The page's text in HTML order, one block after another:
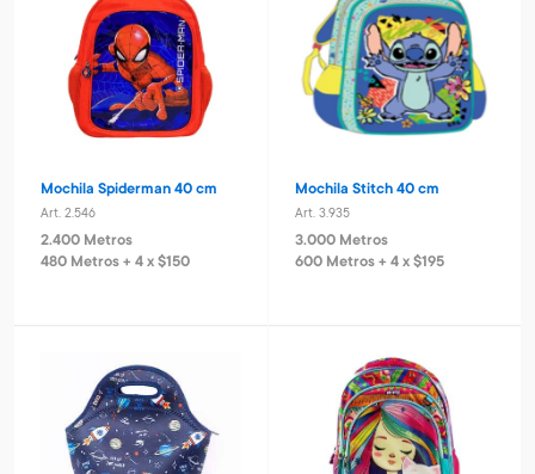
Mochila Spiderman 40 cm
Art. 2.546
2.400 Metros
480 Metros + 4 x $150
Mochila Stitch 40 cm
Art. 3.935
3.000 Metros
600 Metros + 4 x $195